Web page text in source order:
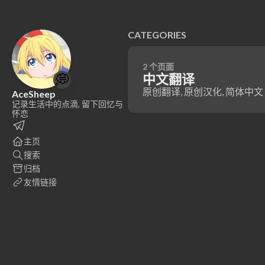
💭
AceSheep
记录生活中的点滴, 留下回忆与
怀恋
主页
搜索
归档
友情链接
CATEGORIES
2 个页面
中文翻译
原创翻译, 原创汉化, 简体中文